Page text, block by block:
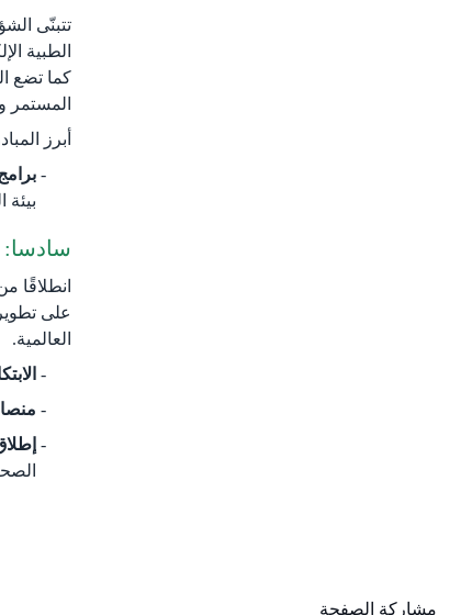
تتبنّى
الطبية
كما تضع
المستمر
أبرز
سادسا:
انطلاقًا
على
العالمية.
مشاركة الصفحة